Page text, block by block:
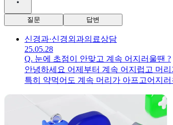
질문 답변
신경과·신경외과의료상담
25.05.28
Q. 눈에 초점이 안맞고 계속 어지러울땐 ?
안녕하세요 어제부터 계속 어지럽고 머
특히 약먹어도 계속 머리가 아프고어지